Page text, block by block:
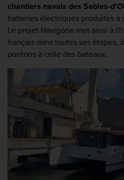
chantiers navals des Sables-
batteries électriques produites à
Le projet Navigône met ainsi à
français dans toutes ses étapes,
pontons à celle des bateaux.